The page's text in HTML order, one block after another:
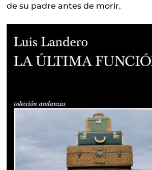
de su padre antes de morir.